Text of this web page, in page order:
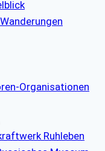
Organisationen
Ruhleben